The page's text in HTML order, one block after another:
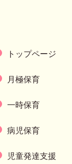
トップページ
月極保育
一時保育
病児保育
児童発達支援